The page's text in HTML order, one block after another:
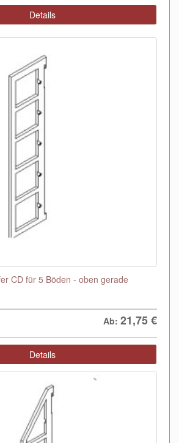
Details
CD für 5 Böden - oben gerade
Ab: 21,75€
Details